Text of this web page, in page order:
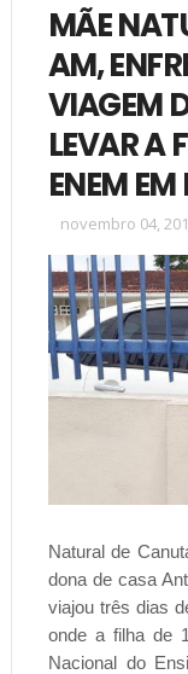
MÃE
AM,
VIAGEM
LEVAR A
ENEM
novembro 04,
Natural de
dona de casa
viajou três dias
onde a filha de
Nacional do